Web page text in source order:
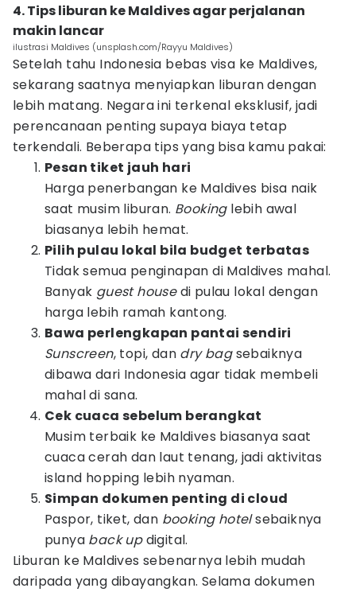
4. Tips liburan ke Maldives agar perjalanan
makin lancar
ilustrasi Maldives (unsplash.com/Rayyu Maldives)
Setelah tahu Indonesia bebas visa ke Maldives,
sekarang saatnya menyiapkan liburan dengan
lebih matang. Negara ini terkenal eksklusif, jadi
perencanaan penting supaya biaya tetap
terkendali. Beberapa tips yang bisa kamu pakai:
Pesan tiket jauh hari
Harga penerbangan ke Maldives bisa naik
saat musim liburan. Booking lebih awal
biasanya lebih hemat.
Pilih pulau lokal bila budget terbatas
Tidak semua penginapan di Maldives mahal.
Banyak guest housedi pulau lokal dengan
harga lebih ramah kantong.
Bawa perlengkapan pantai sendiri
Sunscreen, topi, dan dry bagsebaiknya
dibawa dari Indonesia agar tidak membeli
mahal di sana.
Cek cuaca sebelum berangkat
Musim terbaik ke Maldives biasanya saat
cuaca cerah dan laut tenang, jadi aktivitas
island hopping lebih nyaman.
Simpan dokumen penting di cloud
Paspor, tiket, dan booking hotelsebaiknya
punya back updigital.
Liburan ke Maldives sebenarnya lebih mudah
daripada yang dibayangkan. Selama dokumen